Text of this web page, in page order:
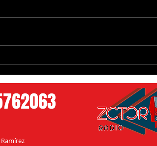
primer disco y prepara nueva
música sin recurrir a la IA